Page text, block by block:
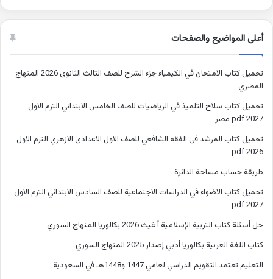
أعلى المواضيع والصفحات
تحميل كتاب الامتحان في الكيمياء جزء الشرح للصف الثالث الثانوى 2026 المنهاج
المصري
تحميل كتاب سلاح التلميذ في الرياضيات للصف الخامس الابتدائي الترم الاول
2027 pdf مصر
تحميل كتاب المرشد فى الفقه الشافعي للصف الاول الاعدادى الازهري الترم الاول
2026 pdf
طريقة حساب مساحة الدائرة
تحميل كتاب الاضواء في الدراسات الاجتماعية للصف السادس الابتدائي الترم الاول
2027 pdf
حل أسئلة كتاب التربية الإسلامية أ غيث 2026 بكالوريا المنهاج السوري
كتاب اللغة العربية بكالوريا أدبي إصدار 2025 المنهاج السوري
التعليم تعتمد التقويم الدراسي لعامي 1447 و1448هـ في السعودية